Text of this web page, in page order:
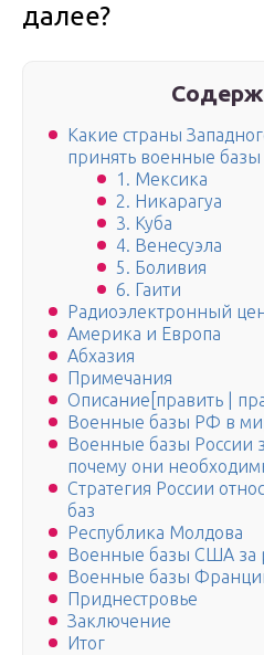
далее?
Какие страны
принять военные базы
1. Мексика
2. Никарагуа
3. Куба
4. Венесуэла
5. Боливия
6. Гаити
Радиоэлектронный
Америка и Европа
Абхазия
Примечания
Описание[править |
Военные базы РФ в
Военные базы России
почему они
Стратегия России
баз
Республика Молдова
Военные базы США за
Военные базы
Приднестровье
Заключение
Итог